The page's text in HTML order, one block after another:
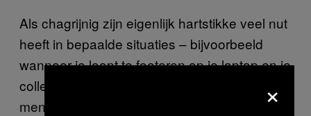
Als chagrijnig zijn eigenlijk hartstikke veel nut
heeft in bepaalde situaties – bijvoorbeeld
wanneer je loopt te foeteren op je laptop en je
collega’s erom moeten gnuiven – hebben
mensen die vaker chagrijnig zijn dan
×